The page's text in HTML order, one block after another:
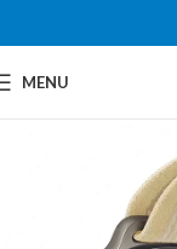
MENU